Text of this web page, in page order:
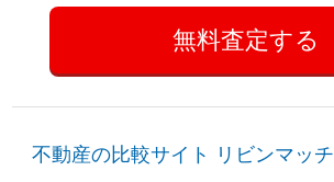
不動産の比較サイト リビンマッチ